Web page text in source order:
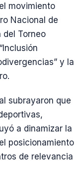
movimiento
Nacional de
del Torneo
y la
subrayaron que
a dinamizar la
posicionamiento
de relevancia